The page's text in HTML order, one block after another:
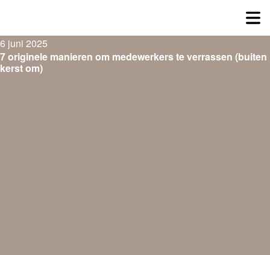
6 juni 2025
7 originele manieren om medewerkers te verrassen (buiten
kerst om)